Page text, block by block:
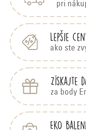
pri
Lepšie
ako ste
Získajte
za body
EKO